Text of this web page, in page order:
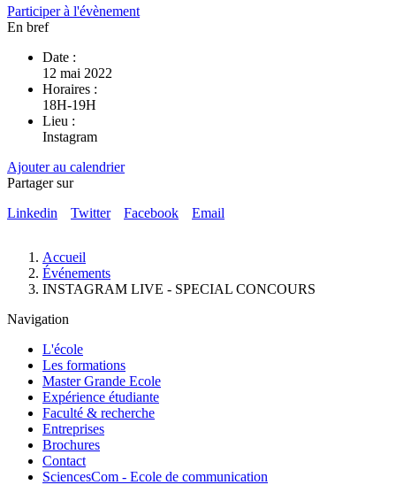
Participer à l'évènement
En bref
Date :
12 mai 2022
Horaires :
18H-19H
Lieu :
Instagram
Ajouter au calendrier
Partager sur
Linkedin
Twitter Facebook Email
d'Ariane
Accueil
Événements
INSTAGRAM LIVE - SPECIAL CONCOURS
Navigation
L'école
Les formations
Master Grande Ecole
Expérience étudiante
Faculté & recherche
Entreprises
Brochures
Contact
SciencesCom - Ecole de communication